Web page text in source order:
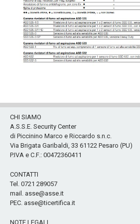
CHI SIAMO
A.S.S.E. Security Center
di Piccinino Marco e Riccardo s.n.c.
Via Brigata Garibaldi, 33 61122 Pesaro (PU)
P.IVA e C.F.: 00472360411
CONTATTI
Tel. 0721 289057
mail. asse@asse.it
PEC. asse@ticertifica.it
NOTE LEGALI